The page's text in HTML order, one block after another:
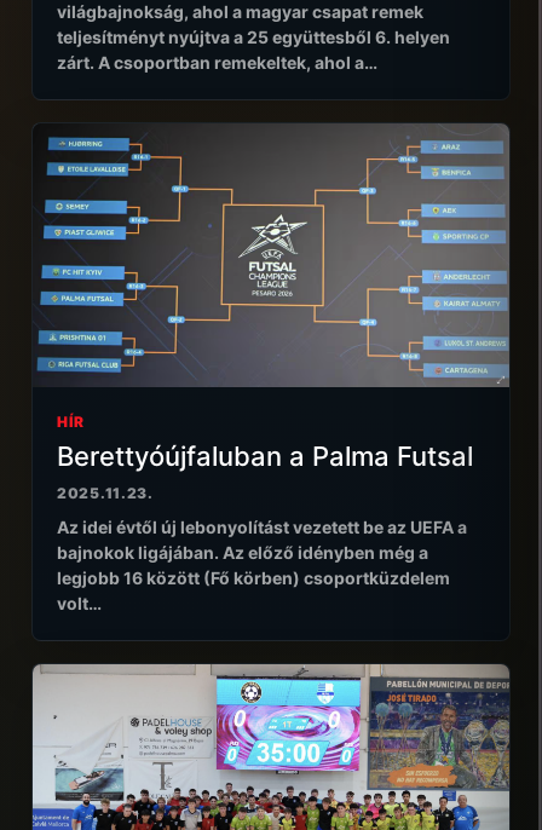
világbajnokság, ahol a magyar csapat remek
teljesítményt nyújtva a 25 együttesből 6. helyen
zárt. A csoportban remekeltek, ahol a…
HÍR
Berettyóújfaluban a Palma Futsal
2025.11.23.
Az idei évtől új lebonyolítást vezetett be az UEFA a
bajnokok ligájában. Az előző idényben még a
legjobb 16 között (Fő körben) csoportküzdelem
volt…